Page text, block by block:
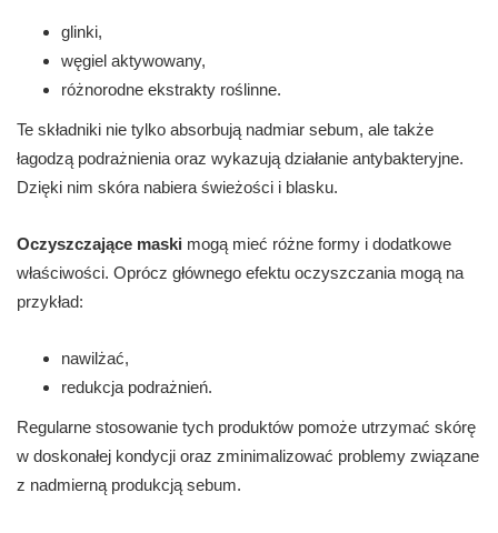
glinki,
węgiel aktywowany,
różnorodne ekstrakty roślinne.
Te składniki nie tylko absorbują nadmiar sebum, ale także
łagodzą podrażnienia oraz wykazują działanie antybakteryjne.
Dzięki nim skóra nabiera świeżości i blasku.
Oczyszczające maski mogą mieć różne formy i dodatkowe
właściwości. Oprócz głównego efektu oczyszczania mogą na
przykład:
nawilżać,
redukcja podrażnień.
Regularne stosowanie tych produktów pomoże utrzymać skórę
w doskonałej kondycji oraz zminimalizować problemy związane
z nadmierną produkcją sebum.